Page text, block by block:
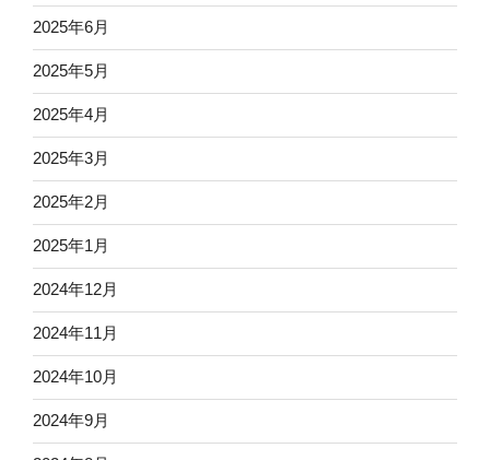
2025年6月
2025年5月
2025年4月
2025年3月
2025年2月
2025年1月
2024年12月
2024年11月
2024年10月
2024年9月